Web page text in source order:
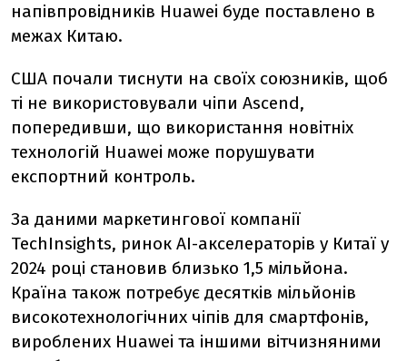
напівпровідників Huawei буде поставлено в
межах Китаю.
США почали тиснути на своїх союзників, щоб
ті не використовували чіпи Ascend,
попередивши, що використання новітніх
технологій Huawei може порушувати
експортний контроль.
За даними маркетингової компанії
TechInsights, ринок AI-акселераторів у Китаї у
2024 році становив близько 1,5 мільйона.
Країна також потребує десятків мільйонів
високотехнологічних чіпів для смартфонів,
вироблених Huawei та іншими вітчизняними